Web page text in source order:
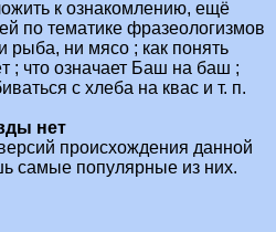
к ознакомлению, ещё
по тематике фразеологизмов
рыба, ни мясо ; как понять
; что означает Баш на баш ;
с хлеба на квас и т. п.
нет
происхождения данной
самые популярные из них.